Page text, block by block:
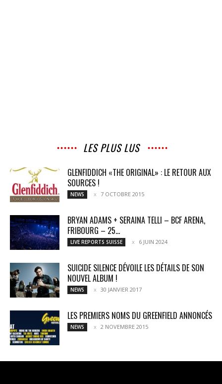
LES PLUS LUS
GLENFIDDICH «THE ORIGINAL» : LE RETOUR AUX
SOURCES !
NEWS 7 OCTOBRE 2015
BRYAN ADAMS + SERAINA TELLI – BCF ARENA,
FRIBOURG – 25...
LIVE REPORTS SUISSE 6 JUIN 2024
SUICIDE SILENCE DÉVOILE LES DÉTAILS DE SON
NOUVEL ALBUM !
NEWS 30 JANVIER 2017
LES PREMIERS NOMS DU GREENFIELD ANNONCÉS
NEWS 2 NOVEMBRE 2015